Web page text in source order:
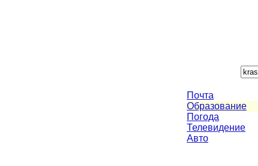
Почта
Образование
Погода
Телевидение
Авто